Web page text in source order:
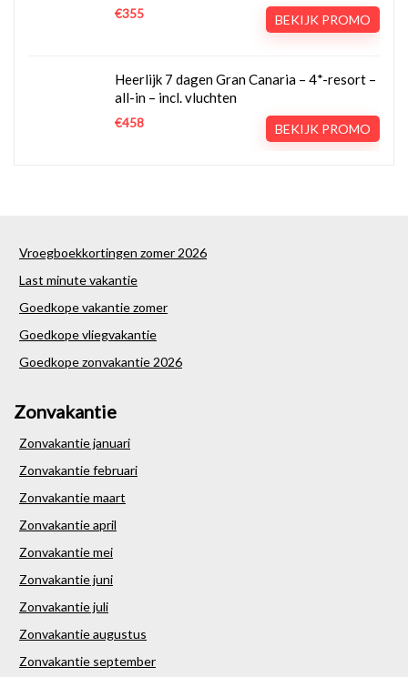
€355 BEKIJK PROMO
Heerlijk 7 dagen Gran Canaria – 4*-resort –
all-in – incl. vluchten
€458 BEKIJK PROMO
Vroegboekkortingen zomer 2026
Last minute vakantie
Goedkope vakantie zomer
Goedkope vliegvakantie
Goedkope zonvakantie 2026
Zonvakantie
Zonvakantie januari
Zonvakantie februari
Zonvakantie maart
Zonvakantie april
Zonvakantie mei
Zonvakantie juni
Zonvakantie juli
Zonvakantie augustus
Zonvakantie september